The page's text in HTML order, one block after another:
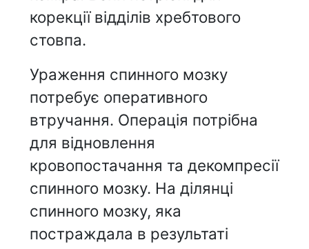
корекції відділів хребтового
стовпа.
Ураження спинного мозку
потребує оперативного
втручання. Операція потрібна
для відновлення
кровопостачання та декомпресії
спинного мозку. На ділянці
спинного мозку, яка
постраждала в результаті